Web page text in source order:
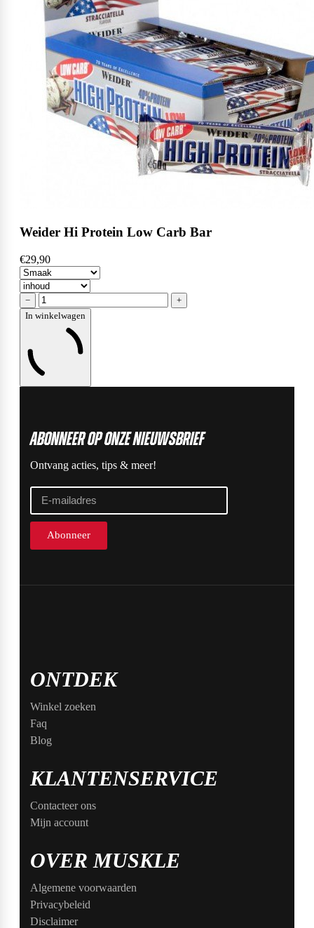
Weider Hi Protein Low Carb Bar
€29,90
−
+
In winkelwagen
ABonneer op onze nieuwsbrief
Ontvang acties, tips & meer!
Abonneer
ONTDEK
Winkel zoeken
Faq
Blog
KLANTENSERVICE
Contacteer ons
Mijn account
OVER MUSKLE
Algemene voorwaarden
Privacybeleid
Disclaimer